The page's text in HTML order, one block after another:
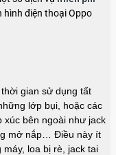
điện thoại Oppo
gian sử dụng tất
lớp bụi, hoặc các
xúc bên ngoài như jack
mở nắp… Điều này ít
loa bị rè, jack tai